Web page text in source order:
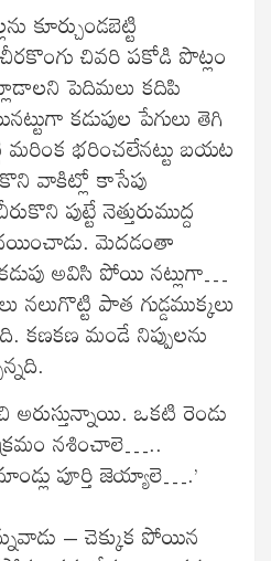
కూర్చుండబెట్టి
చివరి పకోడి పొట్లం
పెదిమలు కదిపి
కడుపుల పేగులు తెగి
భరించలేనట్టు బయట
వాకిట్లో కాసేపు
పుట్టే నెత్తురుముద్ద
మెదడంతా
అవిసి పోయి నట్లుగా…
నలుగొట్టి పాత గుడ్డముక్కలు
మండే నిప్పులను
అరుస్తున్నాయి. ఒకటి రెండు
నశించాలె…..
పూర్తి జెయ్యాలె….’
– చెక్కుక పోయిన